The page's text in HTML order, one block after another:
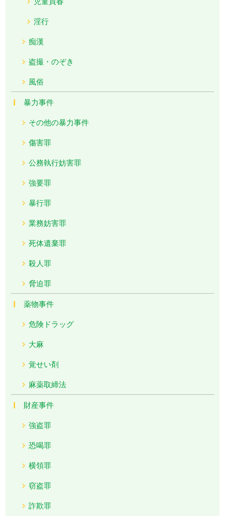
淫行
痴漢
盗撮・のぞき
風俗
暴力事件
その他の暴力事件
傷害罪
公務執行妨害罪
強要罪
暴行罪
業務妨害罪
死体遺棄罪
殺人罪
脅迫罪
薬物事件
危険ドラッグ
大麻
覚せい剤
麻薬取締法
財産事件
強盗罪
恐喝罪
横領罪
窃盗罪
詐欺罪